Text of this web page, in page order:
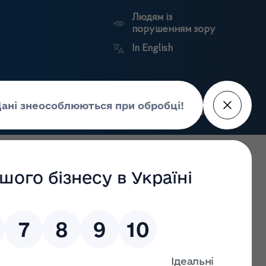
Людям із
порушенням зору
In English
центр Пошук
нагляд
реєстри
портал
Держлікслужби